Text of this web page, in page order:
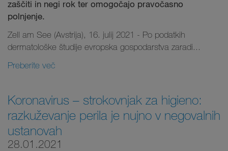
zaščiti in negi rok ter omogočajo pravočasno
polnjenje.
Zell am See (Avstrija), 16. julij 2021 - Po podatkih
dermatološke študije evropska gospodarstva zaradi...
Preberite več
Koronavirus – strokovnjak za higieno:
razkuževanje perila je nujno v negovalnih
ustanovah
28.01.2021